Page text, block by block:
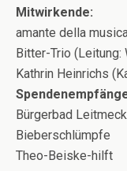
Mitwirkende:
amante della
Bitter-Trio (Leitung:
Kathrin Heinrichs
Bürgerbad
Theo-